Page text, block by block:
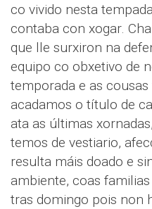
co vivido nesta
contaba con xogar.
que lle surxiron na
equipo co obxetivo de
temporada e as
acadamos o título de
ata as últimas
temos de vestiario,
resulta máis doado e
ambiente, coas
tras domingo pois non